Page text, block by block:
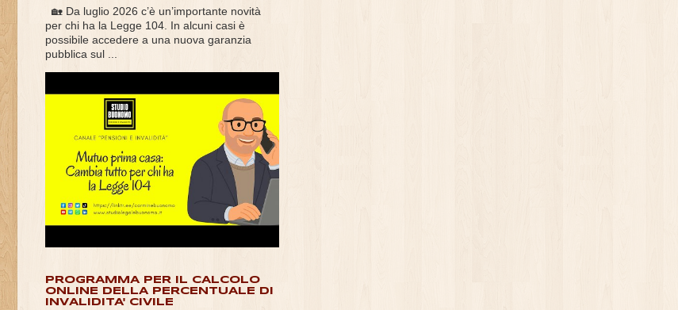
🏡 Da luglio 2026 c’è un’importante novità
per chi ha la Legge 104. In alcuni casi è
possibile accedere a una nuova garanzia
pubblica sul ...
PROGRAMMA PER IL CALCOLO
ONLINE DELLA PERCENTUALE DI
INVALIDITA' CIVILE